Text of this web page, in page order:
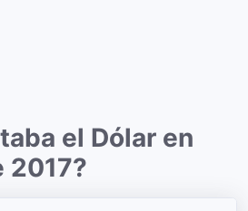
el Dólar en
2017?